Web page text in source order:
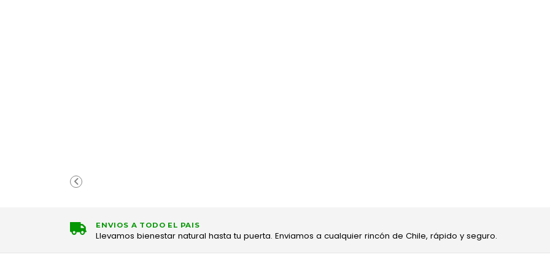
ENVIOS A TODO EL PAIS
Llevamos bienestar natural hasta tu puerta. Enviamos a cualquier rincón de Chile, rápido y seguro.